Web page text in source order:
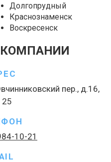
Долгопрудный
Краснознаменск
Воскресенск
10-21
пер., д.16,
25